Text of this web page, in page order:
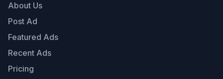
About Us
Post Ad
Featured Ads
Recent Ads
Pricing